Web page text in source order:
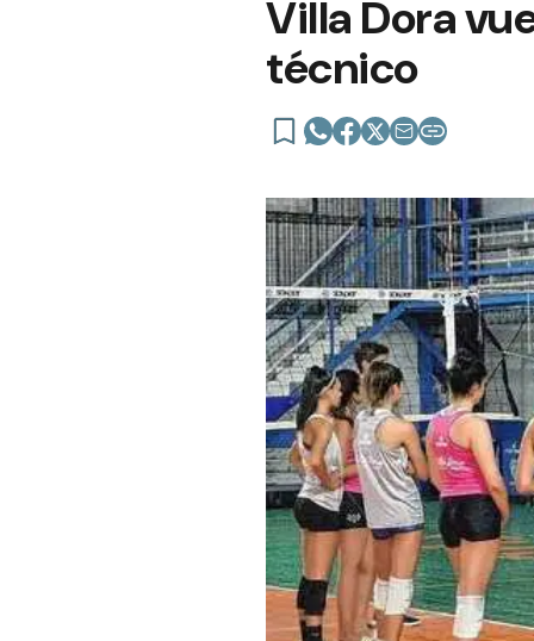
Villa Dora
técnico